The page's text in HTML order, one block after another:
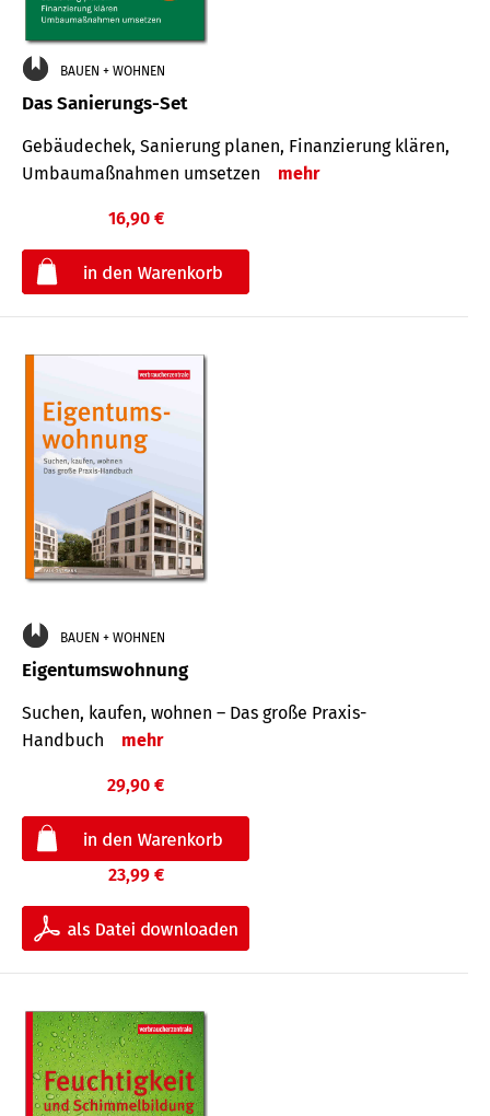
BAUEN + WOHNEN
Das Sanierungs-Set
Gebäudechek, Sanierung planen, Finanzierung klären,
Umbaumaßnahmen umsetzen
mehr
16,90 €
BAUEN + WOHNEN
Eigentumswohnung
Suchen, kaufen, wohnen – Das große Praxis-
Handbuch
mehr
29,90 €
23,99 €